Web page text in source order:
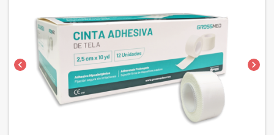
chevron_left chevron_right